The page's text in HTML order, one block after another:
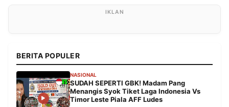
BERITA POPULER
NASIONAL
SUDAH SEPERTI GBK! Madam Pang
Menangis Syok Tiket Laga Indonesia Vs
Timor Leste Piala AFF Ludes